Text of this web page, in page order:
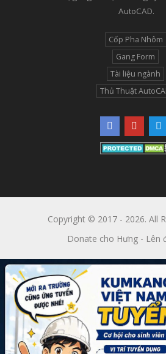
AutoCAD.
Cốp Pha Nhôm
Gang Form
Tài liệu ngành
Thủ Thuật
Copyright © 2017 - 2026. All
Donate cho Hưng- Lên